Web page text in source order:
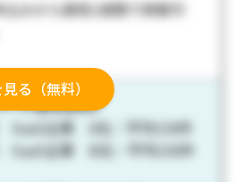
る（無料）
込みから最短1週間で掲載可
ード獲得事例】
SaaS企業 A社：平均130件
SaaS企業 B社：平均150件